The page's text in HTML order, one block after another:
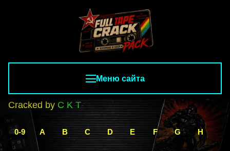
Меню сайта
Cracked by C K T
0-9 A B C D E F G H